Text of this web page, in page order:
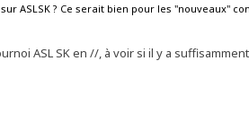
ASLSK ? Ce serait bien pour les "nouveaux"
ASL SK en //, à voir si il y a